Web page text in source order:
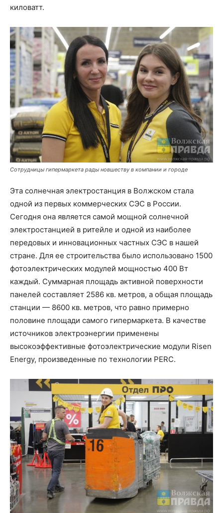
киловатт.
Сотрудницы гипермаркета рады новшеству в компании и городе
Эта солнечная электростанция в Волжском стала
одной из первых коммерческих СЭС в России.
Сегодня она является самой мощной солнечной
электростанцией в ритейле и одной из наиболее
передовых и инновационных частных СЭС в нашей
стране. Для ее строительства было использовано 1500
фотоэлектрических модулей мощностью 400 Вт
каждый. Суммарная площадь активной поверхности
панелей составляет 2586 кв. метров, а общая площадь
станции — 8600 кв. метров, что равно примерно
половине площади самого гипермаркета. В качестве
источников электроэнергии применены
высокоэффективные фотоэлектрические модули Risen
Energy, произведенные по технологии PERC.